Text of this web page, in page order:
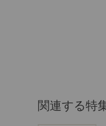
関連する特